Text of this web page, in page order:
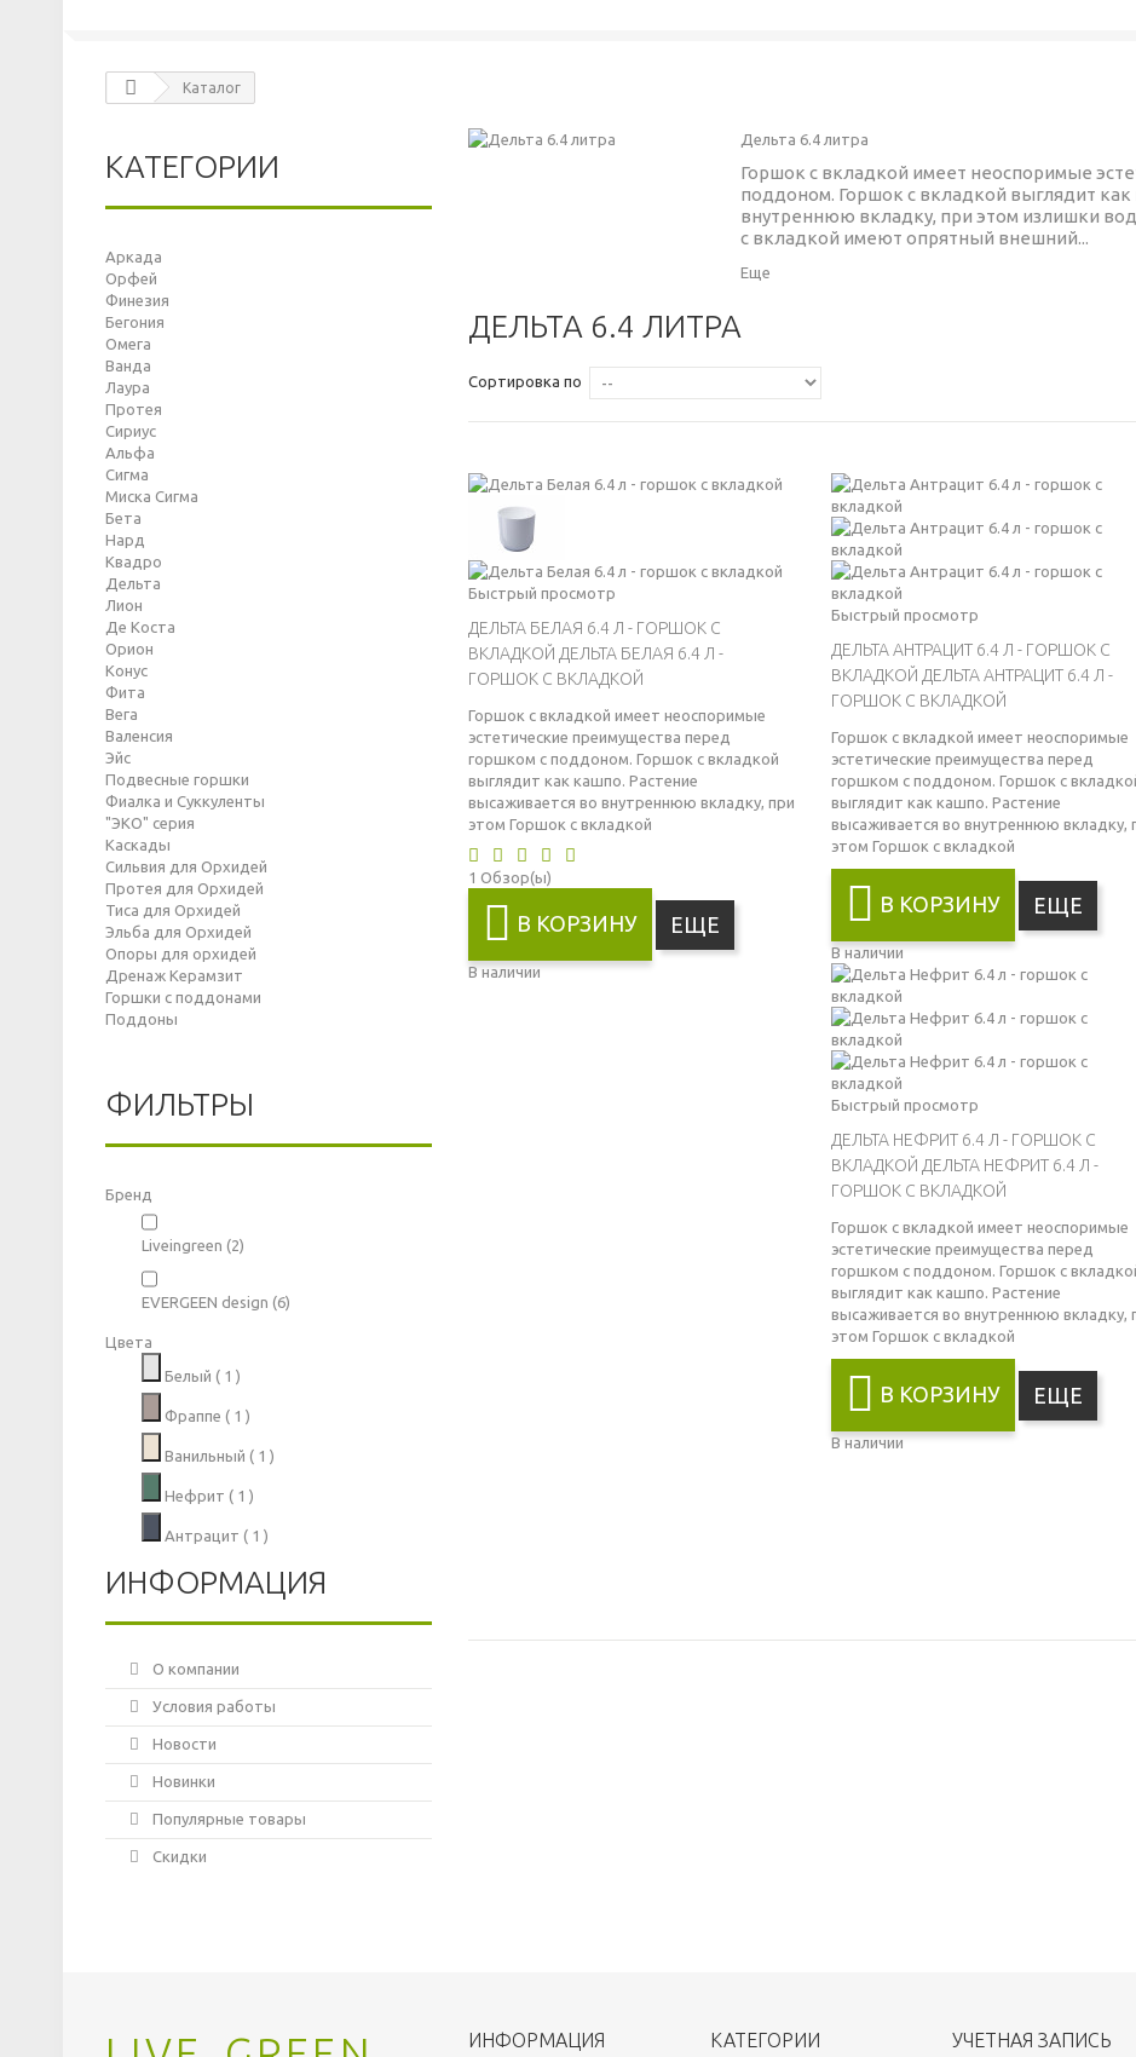
Каталог
КАТЕГОРИИ
Аркада
Орфей
Финезия
Бегония
Омега
Ванда
Лаура
Протея
Сириус
Альфа
Сигма
Миска Сигма
Бета
Нард
Квадро
Дельта
Лион
Де Коста
Орион
Конус
Фита
Вега
Валенсия
Эйс
Подвесные горшки
Фиалка и Суккуленты
"ЭКО" серия
Каскады
Сильвия для Орхидей
Протея для Орхидей
Тиса для Орхидей
Эльба для Орхидей
Опоры для орхидей
Дренаж Керамзит
Горшки с поддонами
Поддоны
ФИЛЬТРЫ
Бренд
Liveingreen (2)
EVERGEEN design (6)
Цвета
Белый ( 1 )
Фраппе ( 1 )
Ванильный ( 1 )
Нефрит ( 1 )
Антрацит ( 1 )
ИНФОРМАЦИЯ
О компании
Условия работы
Новости
Новинки
Популярные товары
Скидки
Дельта 6.4 литра
Горшок с вкладкой имеет неоспоримые
поддоном. Горшок с вкладкой выглядит
внутреннюю вкладку, при этом излишки
с вкладкой имеют опрятный внешний...
Еще
ДЕЛЬТА 6.4 ЛИТРА
Сортировка по
Быстрый просмотр
ДЕЛЬТА БЕЛАЯ 6.4 Л - ГОРШОК С
ВКЛАДКОЙ ДЕЛЬТА БЕЛАЯ 6.4 Л -
ГОРШОК С ВКЛАДКОЙ
Горшок с вкладкой имеет неоспоримые
эстетические преимущества перед
горшком с поддоном. Горшок с вкладкой
выглядит как кашпо. Растение
высаживается во внутреннюю вкладку, при
этом Горшок с вкладкой
1 Обзор(ы)
В КОРЗИНУ ЕЩЕ
В наличии
Быстрый просмотр
ДЕЛЬТА АНТРАЦИТ 6.4 Л - ГОРШОК С
ВКЛАДКОЙ ДЕЛЬТА АНТРАЦИТ 6.4 Л -
ГОРШОК С ВКЛАДКОЙ
Горшок с вкладкой имеет неоспоримые
эстетические преимущества перед
горшком с поддоном. Горшок с
выглядит как кашпо. Растение
высаживается во внутреннюю вкладку,
этом Горшок с вкладкой
В КОРЗИНУ ЕЩЕ
В наличии
Быстрый просмотр
ДЕЛЬТА НЕФРИТ 6.4 Л - ГОРШОК С
ВКЛАДКОЙ ДЕЛЬТА НЕФРИТ 6.4 Л -
ГОРШОК С ВКЛАДКОЙ
Горшок с вкладкой имеет неоспоримые
эстетические преимущества перед
горшком с поддоном. Горшок с
выглядит как кашпо. Растение
высаживается во внутреннюю вкладку,
этом Горшок с вкладкой
В КОРЗИНУ ЕЩЕ
В наличии
ИНФОРМАЦИЯ КАТЕГОРИИ
УЧЕТНАЯ ЗАПИСЬ